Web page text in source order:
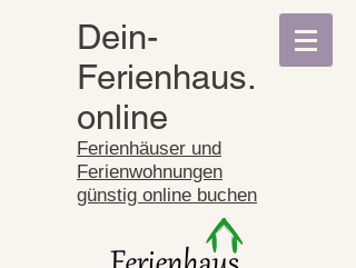
Dein-
Ferienhaus.
online
Ferienhäuser und
Ferienwohnungen
günstig online buchen